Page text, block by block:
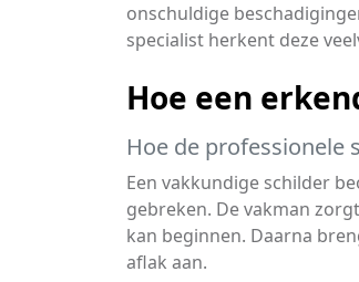
onschuldige
specialist herkent deze
Hoe een
Hoe de professionele
Een vakkundige schilder
gebreken. De vakman
kan beginnen. Daarna
aflak aan.